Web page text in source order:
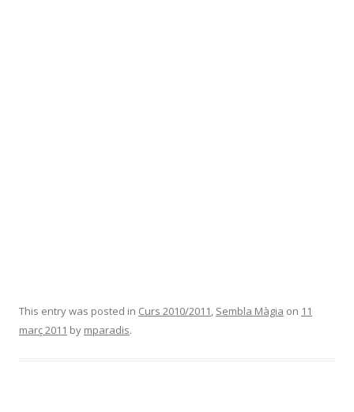
This entry was posted in Curs 2010/2011, Sembla Màgia on 11
març 2011 by mparadis.